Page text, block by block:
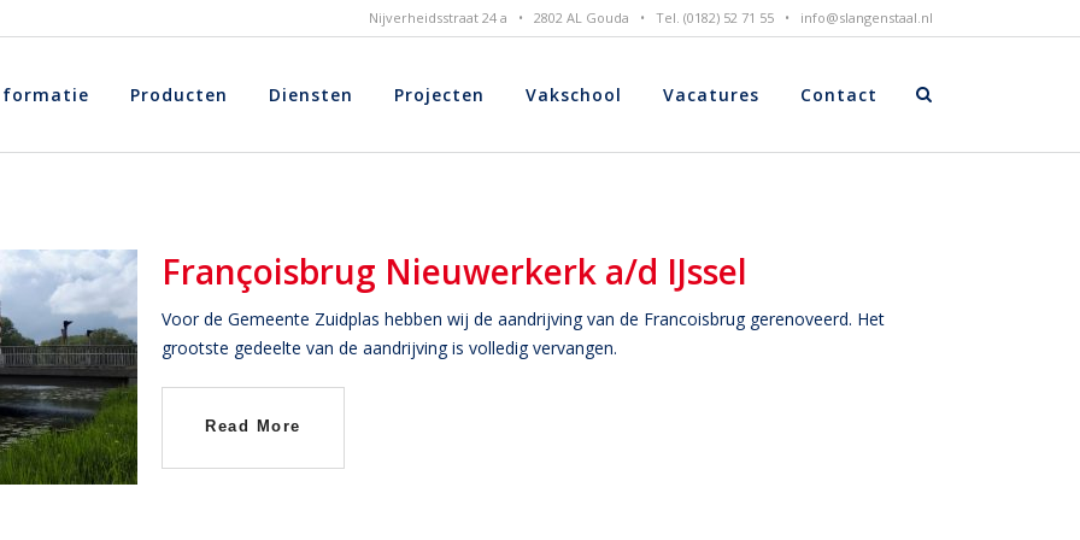
Nijverheidsstraat 24 a • 2802 AL Gouda • Tel. (0182) 52 71 55 • info@slangenstaal.nl
Producten Diensten Projecten Vakschool Vacatures Contact
Françoisbrug Nieuwerkerk a/d IJssel
Voor de Gemeente Zuidplas hebben wij de aandrijving van de Francoisbrug gerenoveerd. Het
grootste gedeelte van de aandrijving is volledig vervangen.
Read More